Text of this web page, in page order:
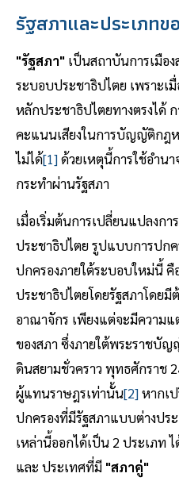
รัฐสภาและประเภทข
"รัฐสภา" เป็นสถาบันการเมือ
ระบอบประชาธิปไตย เพราะเ
หลักประชาธิปไตยทางตรงได้
คะแนนเสียงในการบัญญัติกฎ
ไม่ได้[1]ด้วยเหตุนี้การใช้อำน
กระทำผ่านรัฐสภา
เมื่อเริ่มต้นการเปลี่ยนแปลงก
ประชาธิปไตย รูปแบบการปกค
ปกครองภายใต้ระบอบใหม่นี้
ประชาธิปไตยโดยรัฐสภาโดย
อาณาจักร เพียงแต่จะมีความแ
ของสภา ซึ่งภายใต้พระราชบั
ดินสยามชั่วคราว พุทธศักราช
ผู้แทนราษฎรเท่านั้น[2]หากเ
ปกครองที่มีรัฐสภาแบบต่างปร
เหล่านี้ออกได้เป็น 2 ประเภท
และ ประเทศที่มี "สภาคู่"